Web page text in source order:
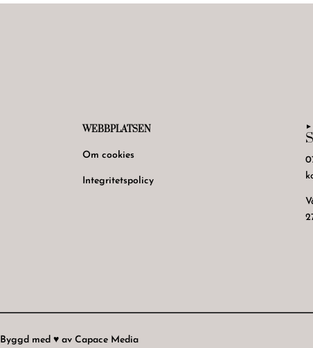
WEBBPLATSEN
Om cookies
Integritetspolicy
►
Byggd med ♥ av Capace Media